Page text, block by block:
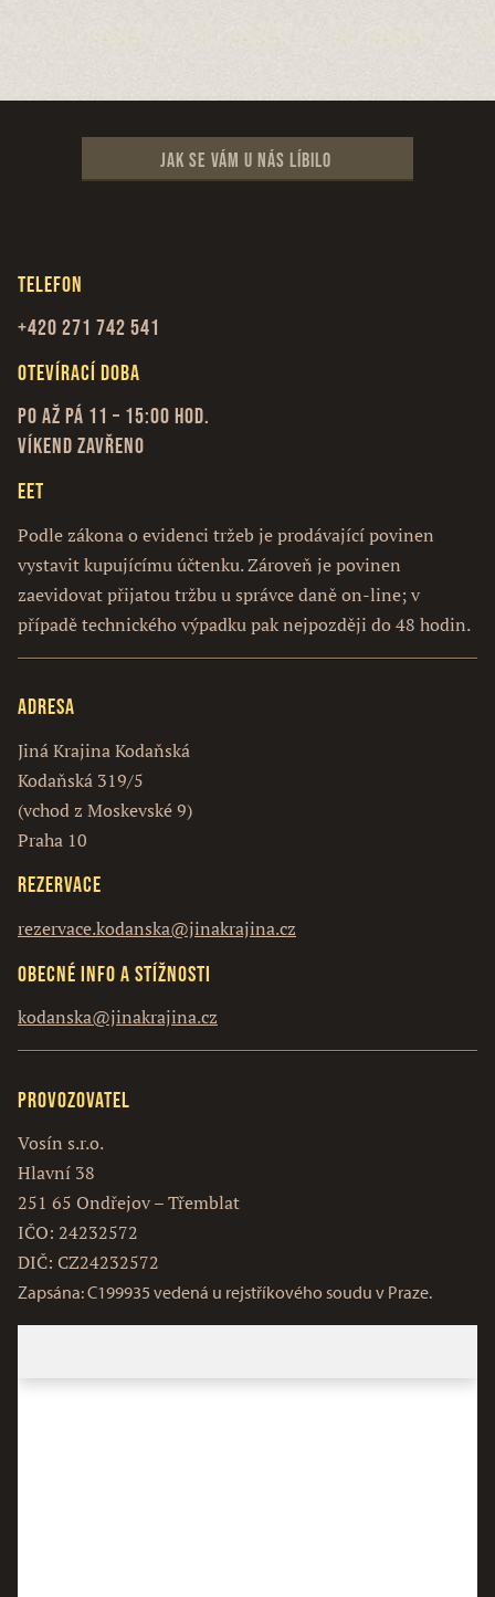
Jak se vám u nás líbilo
Telefon
+420 271 742 541
Otevírací doba
Po až Pá 11 – 15:00 hod.
Víkend zavřeno
EET
Podle zákona o evidenci tržeb je prodávající povinen
vystavit kupujícímu účtenku. Zároveň je povinen
zaevidovat přijatou tržbu u správce daně on-line; v
případě technického výpadku pak nejpozději do 48 hodin.
Adresa
Jiná Krajina Kodaňská
Kodaňská 319/5
(vchod z Moskevské 9)
Praha 10
Rezervace
rezervace.kodanska@jinakrajina.cz
Obecné info a stížnosti
kodanska@jinakrajina.cz
Provozovatel
Vosín s.r.o.
Hlavní 38
251 65 Ondřejov – Třemblat
IČO: 24232572
DIČ: CZ24232572
Zapsána: C199935 vedená u rejstříkového soudu v Praze.